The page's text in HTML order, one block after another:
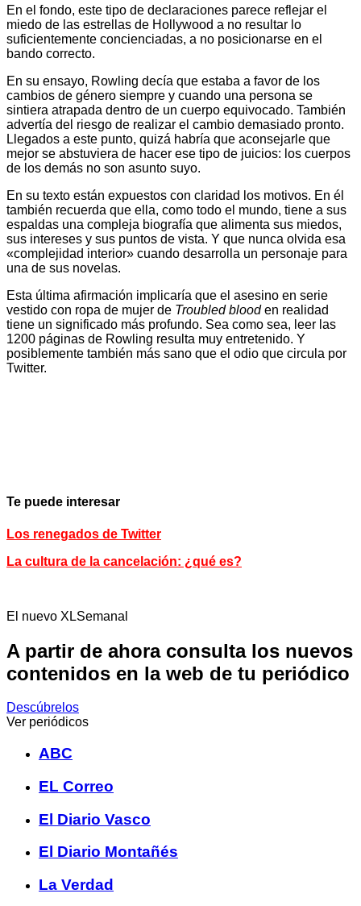
En el fondo, este tipo de declaraciones parece reflejar el
miedo de las estrellas de Hollywood a no resultar lo
suficientemente concienciadas, a no posicionarse en el
bando correcto.
En su ensayo, Rowling decía que estaba a favor de los
cambios de género siempre y cuando una persona se
sintiera atrapada dentro de un cuerpo equivocado. También
advertía del riesgo de realizar el cambio demasiado pronto.
Llegados a este punto, quizá habría que aconsejarle que
mejor se abstuviera de hacer ese tipo de juicios: los cuerpos
de los demás no son asunto suyo.
En su texto están expuestos con claridad los motivos. En él
también recuerda que ella, como todo el mundo, tiene a sus
espaldas una compleja biografía que alimenta sus miedos,
sus intereses y sus puntos de vista. Y que nunca olvida esa
«complejidad interior» cuando desarrolla un personaje para
una de sus novelas.
Esta última afirmación implicaría que el asesino en serie
vestido con ropa de mujer de Troubled blooden realidad
tiene un significado más profundo. Sea como sea, leer las
1200 páginas de Rowling resulta muy entretenido. Y
posiblemente también más sano que el odio que circula por
Twitter.
Te puede interesar
Los renegados de Twitter
La cultura de la cancelación: ¿qué es?
El nuevo XLSemanal
A partir de ahora consulta los nuevos
contenidos en la web de tu periódico
Descúbrelos
Ver periódicos
ABC
EL Correo
El Diario Vasco
El Diario Montañés
La Verdad